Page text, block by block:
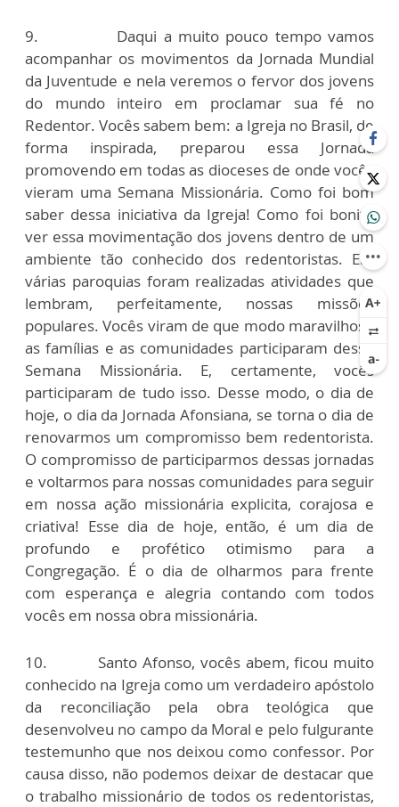
9. Daqui a muito pouco tempo vamos
acompanhar os movimentos da Jornada Mundial
da Juventude e nela veremos o fervor dos jovens
do mundo inteiro em proclamar sua fé no
Redentor. Vocês sabem bem: a Igreja no Brasil, de
forma inspirada, preparou essa Jornada
promovendo em todas as dioceses de onde vocês
vieram uma Semana Missionária. Como foi bom
saber dessa iniciativa da Igreja! Como foi bonito
ver essa movimentação dos jovens dentro de um
ambiente tão conhecido dos redentoristas. Em
várias paroquias foram realizadas atividades que
lembram, perfeitamente, nossas missões
populares. Vocês viram de que modo maravilhoso
as famílias e as comunidades participaram desse
Semana Missionária. E, certamente, vocês
participaram de tudo isso. Desse modo, o dia de
hoje, o dia da Jornada Afonsiana, se torna o dia de
renovarmos um compromisso bem redentorista.
O compromisso de participarmos dessas jornadas
e voltarmos para nossas comunidades para seguir
em nossa ação missionária explicita, corajosa e
criativa! Esse dia de hoje, então, é um dia de
profundo e profético otimismo para a
Congregação. É o dia de olharmos para frente
com esperança e alegria contando com todos
vocês em nossa obra missionária.
10. Santo Afonso, vocês abem, ficou muito
conhecido na Igreja como um verdadeiro apóstolo
da reconciliação pela obra teológica que
desenvolveu no campo da Moral e pelo fulgurante
testemunho que nos deixou como confessor. Por
causa disso, não podemos deixar de destacar que
o trabalho missionário de todos os redentoristas,